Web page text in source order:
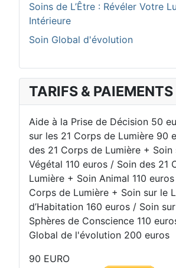
Soins de L’Être : Révéler Votre
Intérieure
Soin Global d'évolution
TARIFS & PAIEMENTS
Aide à la Prise de Décision 50
sur les 21 Corps de Lumière 90
des 21 Corps de Lumière + Soin
Végétal 110 euros / Soin des 21
Lumière + Soin Animal 110
Corps de Lumière + Soin sur le
d’Habitation 160 euros / Soin
Sphères de Conscience 110
Global de l'évolution 200 euros
90 EURO